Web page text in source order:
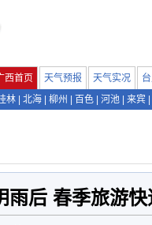
西首页 天气预报 天气实况
林 北海 柳州 百色 河池 来宾
雨后 春季旅游快